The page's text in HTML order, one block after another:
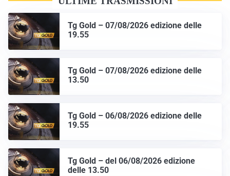
Tg Gold – 07/08/2026 edizione delle
19.55
Tg Gold – 07/08/2026 edizione delle
13.50
Tg Gold – 06/08/2026 edizione delle
19.55
Tg Gold – del 06/08/2026 edizione
delle 13.50